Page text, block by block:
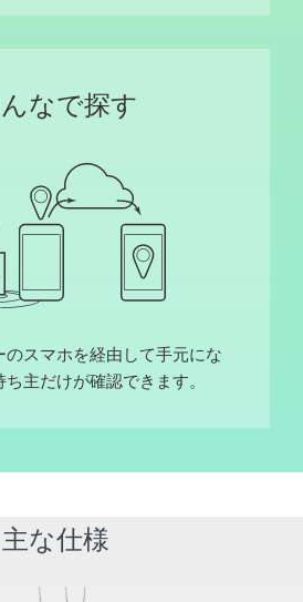
なで探す
のスマホを経由して手元にな
主だけが確認できます。
主な仕様